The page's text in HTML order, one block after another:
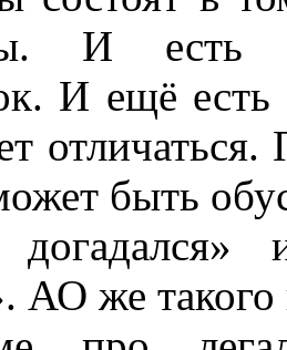
И есть
И ещё
отличаться.
быть
АО же